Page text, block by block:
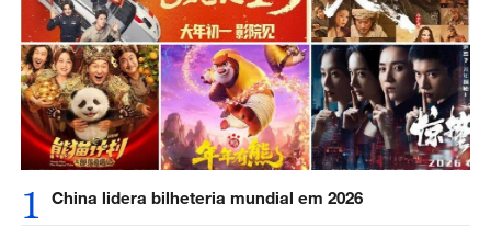
1 China lidera bilheteria mundial em 2026